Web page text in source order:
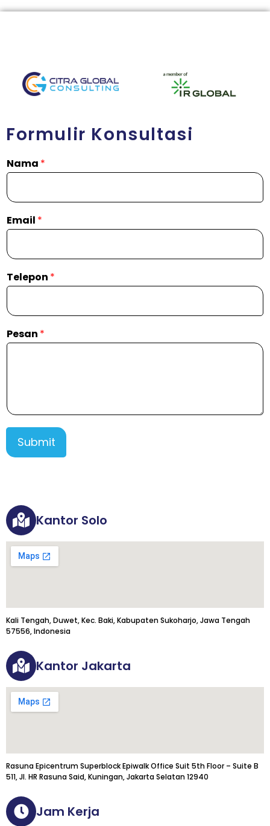
Formulir Konsultasi
Nama *
Email *
Telepon *
Pesan *
Submit
Kantor Solo
Kali Tengah, Duwet, Kec. Baki, Kabupaten Sukoharjo, Jawa Tengah
57556, Indonesia
Kantor Jakarta
Rasuna Epicentrum Superblock Epiwalk Office Suit 5th Floor – Suite B
511, Jl. HR Rasuna Said, Kuningan, Jakarta Selatan 12940
Jam Kerja